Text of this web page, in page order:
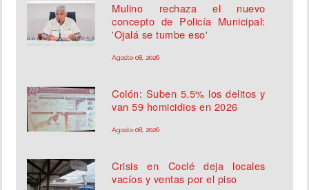
Mulino rechaza el nuevo
concepto de Policía Municipal:
'Ojalá se tumbe eso'
Agosto 08, 2026
Colón: Suben 5.5% los delitos y
van 59 homicidios en 2026
Agosto 08, 2026
Crisis en Coclé deja locales
vacíos y ventas por el piso